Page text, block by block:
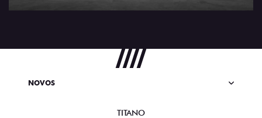
NOVOS
TITANO